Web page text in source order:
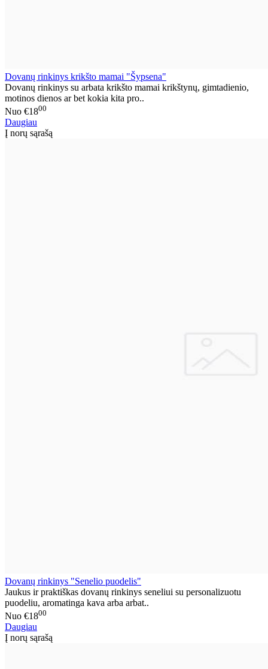
Dovanų rinkinys krikšto mamai "Šypsena"
Dovanų rinkinys su arbata krikšto mamai krikštynų, gimtadienio,
motinos dienos ar bet kokia kita pro..
Nuo €1800
Daugiau
Į norų sąrašą
Dovanų rinkinys "Senelio puodelis"
Jaukus ir praktiškas dovanų rinkinys seneliui su personalizuotu
puodeliu, aromatinga kava arba arbat..
Nuo €1800
Daugiau
Į norų sąrašą